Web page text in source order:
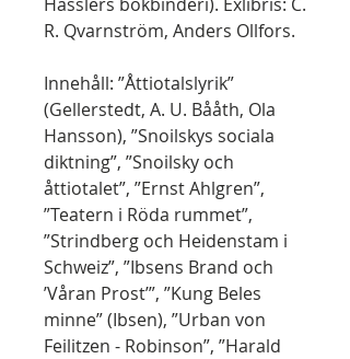
R. Qvarnström, Anders Ollfors.
Innehåll: ”Åttiotalslyrik”
(Gellerstedt, A. U. Bååth, Ola
Hansson), ”Snoilskys sociala
diktning”, ”Snoilsky och
åttiotalet”, ”Ernst Ahlgren”,
”Teatern i Röda rummet”,
”Strindberg och Heidenstam i
Schweiz”, ”Ibsens Brand och
’Våran Prost’”, ”Kung Beles
minne” (Ibsen), ”Urban von
Feilitzen - Robinson”, ”Harald